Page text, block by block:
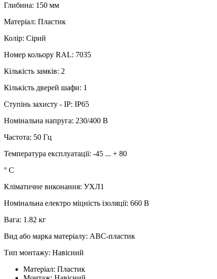
Глибина: 150 мм
Матеріал: Пластик
Колір: Сірий
Номер кольору RAL: 7035
Кількість замків: 2
Кількість дверей шафи: 1
Ступінь захисту - IP: IP65
Номінальна напруга: 230/400 В
Частота: 50 Гц
Температура експлуатації: -45 ... + 80
° C
Кліматичне виконання: УХЛ1
Номінальна електро міцність ізоляції: 660 В
Вага: 1.82 кг
Вид або марка матеріалу: АВС-пластик
Тип монтажу: Навісний
Матеріал: Пластик